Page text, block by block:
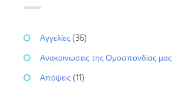
Αγγελίες (36)
Ανακοινώσεις της Ομοσπονδίας μας
Απόψεις (11)